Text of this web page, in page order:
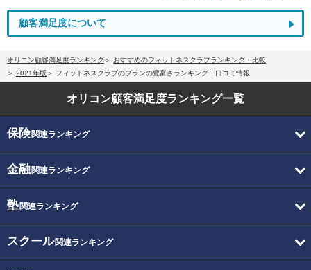
顧客満足度について
オリコン顧客満足度ランキング
おすすめのフィットネスクラブランキング・比較
2021年版
フィットネスクラブのプランの豊富さランキング・口コミ情報
オリコン顧客満足度ランキング一覧
保険関連ランキング
金融関連ランキング
塾関連ランキング
スクール関連ランキング